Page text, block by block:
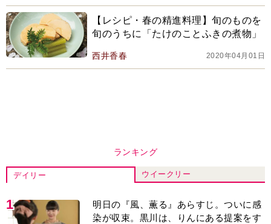
【レシピ・春の精進料理】旬のものを
旬のうちに「たけのことふきの煮物」
西井香春 2020年04月01日
ランキング
デイリー ウイークリー
1
明日の『風、薫る』あらすじ。ついに感
染が収束。黒川は、りんにある提案をす